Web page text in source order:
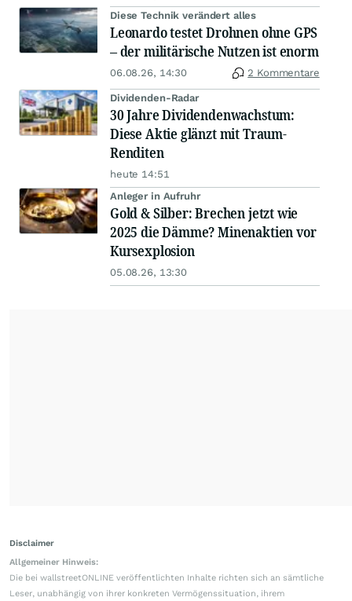
Diese Technik verändert alles
Leonardo testet Drohnen ohne GPS
– der militärische Nutzen ist enorm
06.08.26, 14:30 2 Kommentare
Dividenden-Radar
30 Jahre Dividendenwachstum:
Diese Aktie glänzt mit Traum-
Renditen
heute 14:51
Anleger in Aufruhr
Gold & Silber: Brechen jetzt wie
2025 die Dämme? Minenaktien vor
Kursexplosion
05.08.26, 13:30
Disclaimer
Allgemeiner Hinweis:
Die bei wallstreetONLINE veröffentlichten Inhalte richten sich an sämtliche
Leser, unabhängig von ihrer konkreten Vermögenssituation, ihrem